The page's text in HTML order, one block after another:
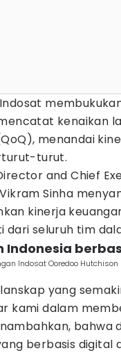
kenaikan
menandai
turut.
and Chief
Sinha
kinerja
dari seluruh tim
Indonesia
Indosat Ooredoo
yang
kami dalam
bahwa
berbasis digital